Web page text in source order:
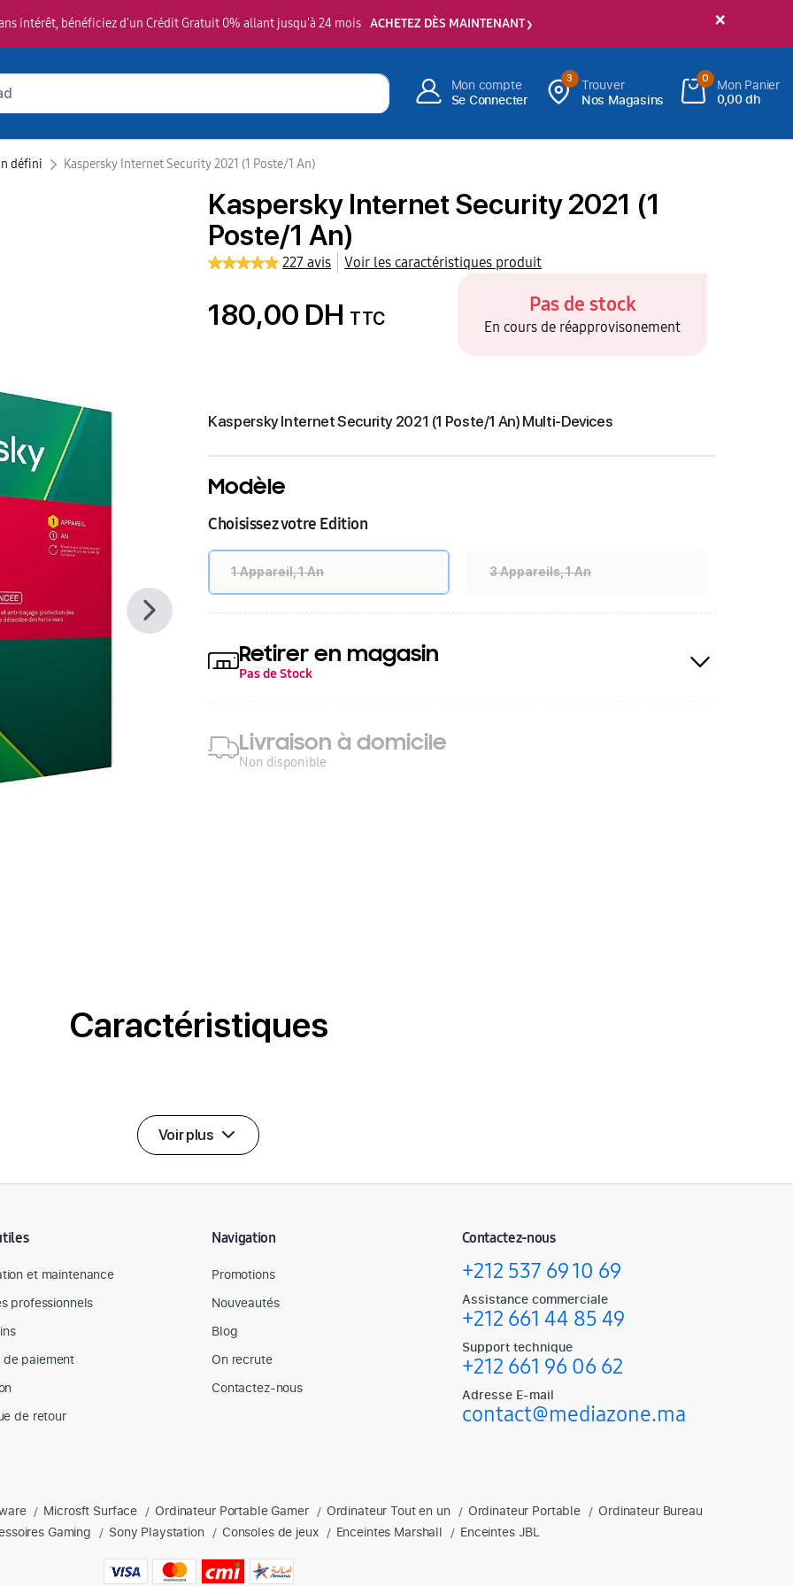
×
intérêt, bénéficiez d'un Crédit Gratuit 0% allant jusqu'à 24 mois ACHETEZ DÈS MAINTENANT
Mon compte
Se Connecter
3
Trouver
Nos Magasins
0
Mon Panier
0,00 dh
défini‎ Kaspersky Internet Security 2021 (1 Poste/1 An)
Kaspersky Internet Security 2021 (1
Poste/1 An)
227 avis Voir les caractéristiques produit
180,00 DH TTC
Pas de stock
En cours de réapprovisonement
Kaspersky Internet Security 2021 (1 Poste/1 An) Multi-Devices
Modèle
Choisissez votre Edition
1 Appareil, 1 An 3 Appareils, 1 An
Retirer en magasin
Pas de Stock
Livraison à domicile
Non disponible
Caractéristiques
Voir plus
et maintenance
professionnels
de paiement
de retour
Navigation
Promotions
Nouveautés
Blog
On recrute
Contactez-nous
Contactez-nous
+212 537 69 10 69
Assistance commerciale
+212 661 44 85 49
Support technique
+212 661 96 06 62
Adresse E-mail
contact@mediazone.ma
: Apple, Dell, hp, Lenovo, Microsoft, ordinateurs portables, accessoires gaming, enceintes et plus.
/ Microsft Surface / Ordinateur Portable Gamer / Ordinateur Tout en un / Ordinateur Portable / Ordinateur Bureau
Gaming
/ Sony Playstation / Consoles de jeux / Enceintes Marshall / Enceintes JBL